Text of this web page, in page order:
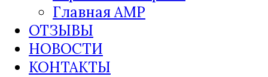
Главная AMP
ОТЗЫВЫ
НОВОСТИ
КОНТАКТЫ